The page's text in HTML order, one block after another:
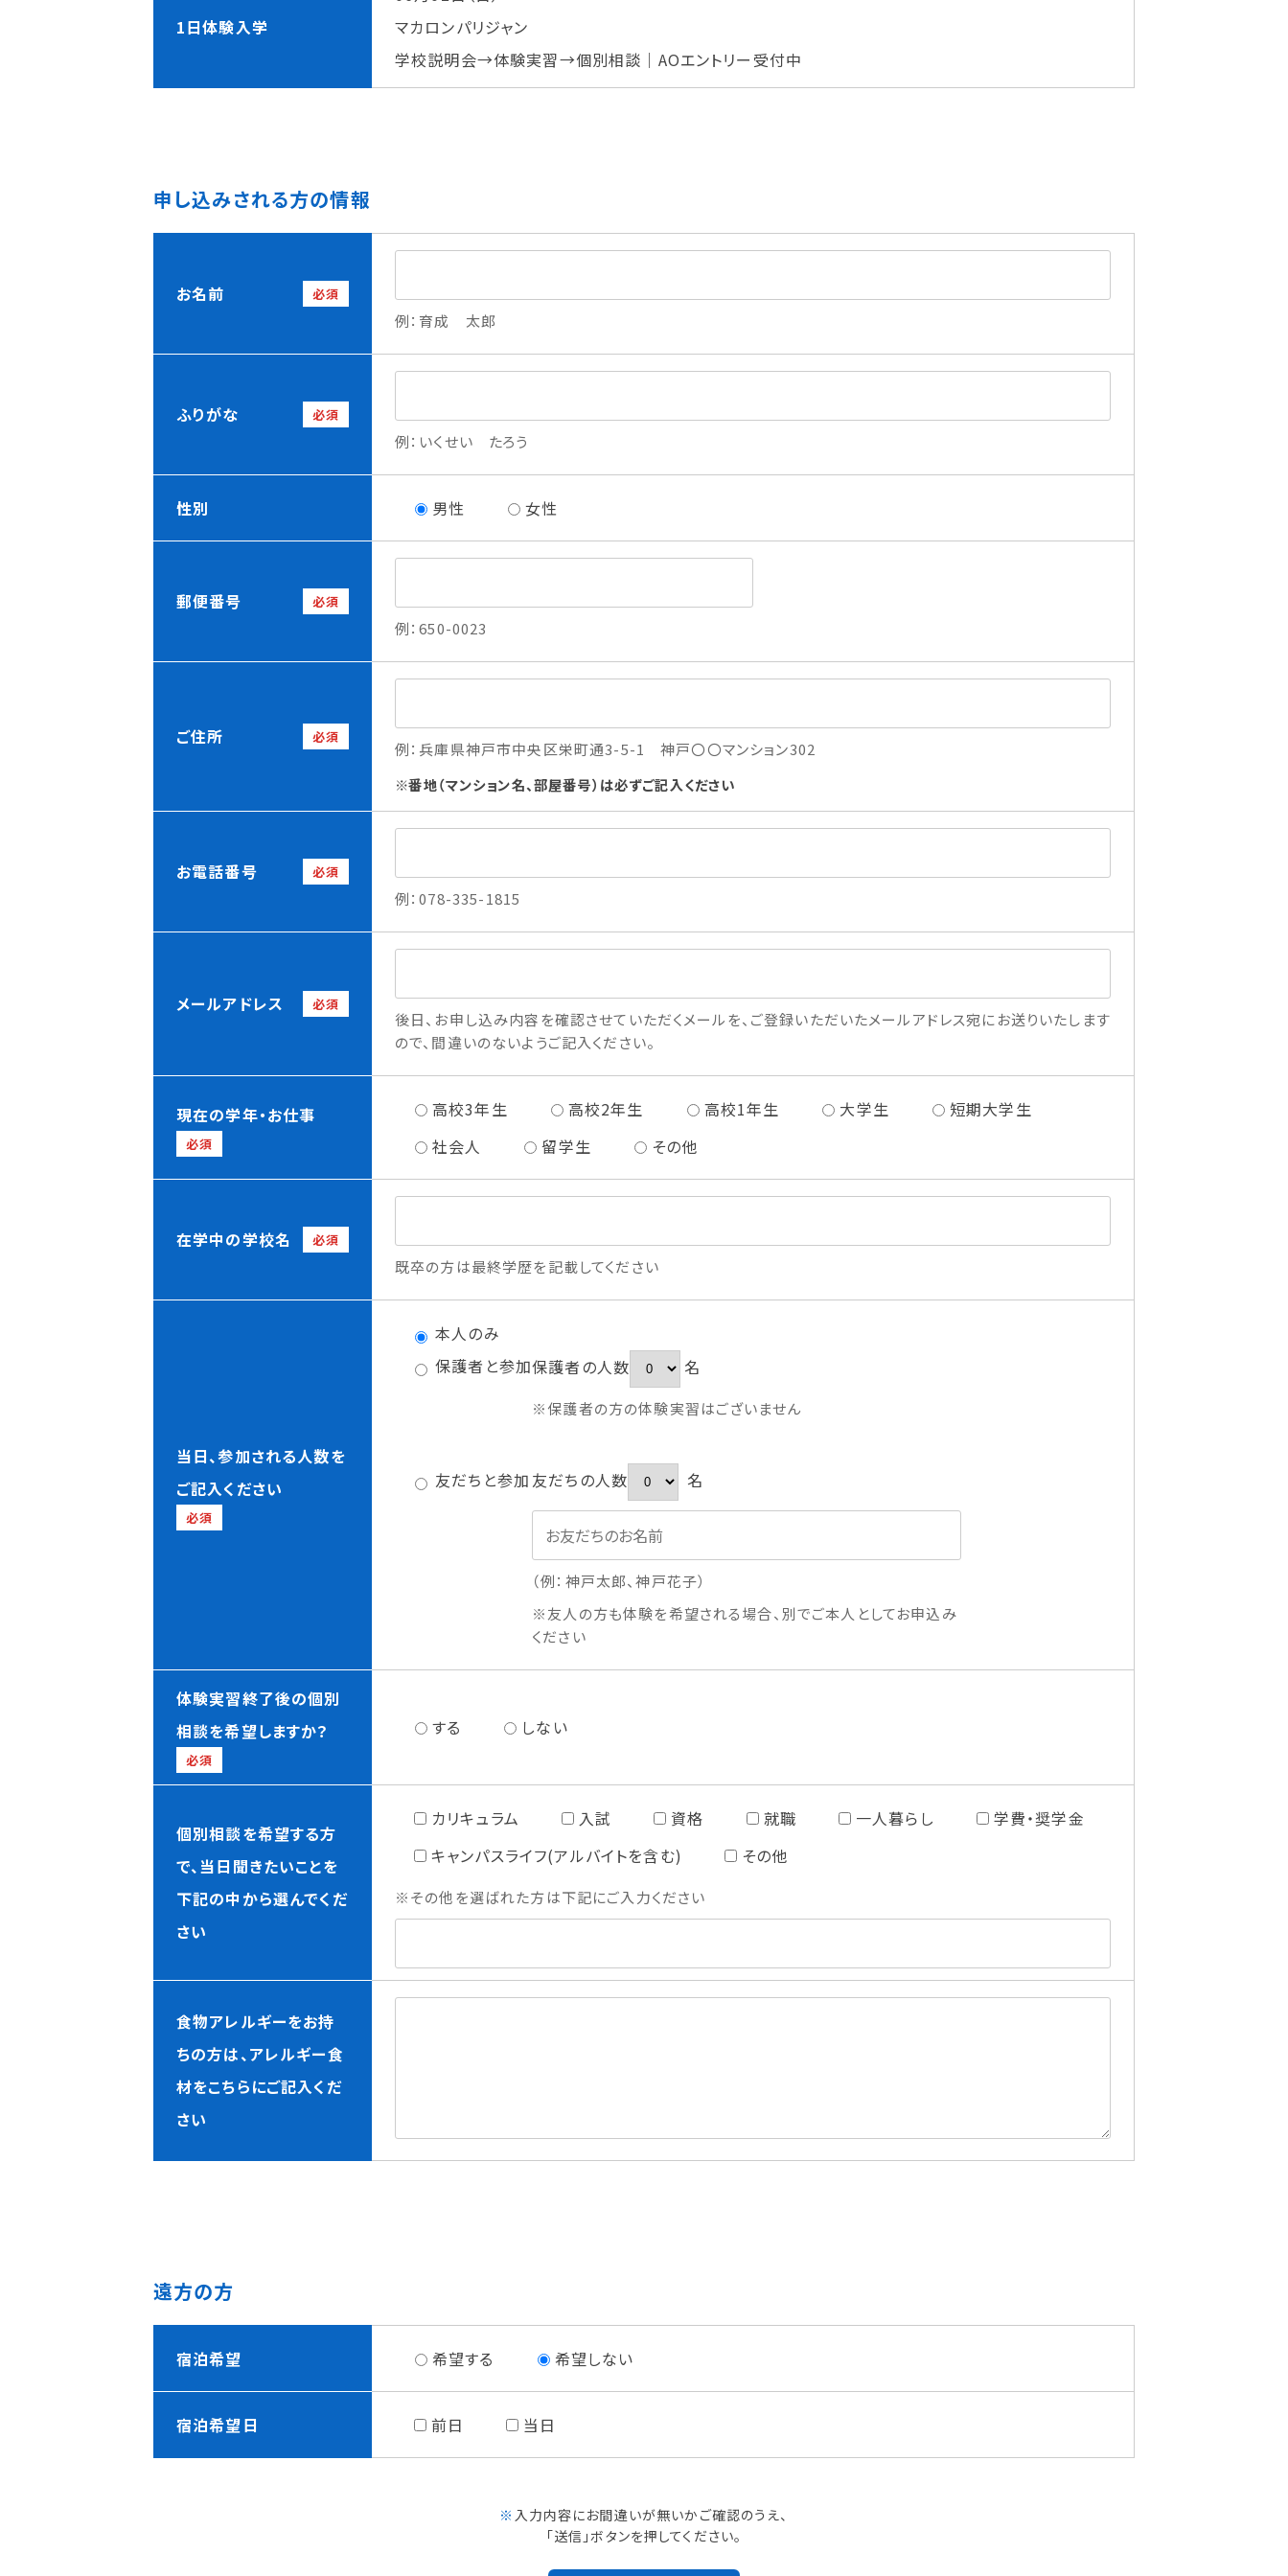
住まいサポート
資格について
内定者VOICE
インターンシップ
活躍する卒業生
Student)
1日体験入学
マカロンパリジャン
学校説明会→体験実習→個別相談｜AOエントリー受付中
申し込みされる方の情報
お名前 必須
例：育成 太郎
ふりがな 必須
例：いくせい たろう
性別 男性 女性
郵便番号 必須
例：650-0023
ご住所 必須
例：兵庫県神戸市中央区栄町通3-5-1 神戸〇〇マンション302
番地（マンション名、部屋番号）は必ずご記入ください
お電話番号 必須
例：078-335-1815
メールアドレス 必須
後日、お申し込み内容を確認させていただくメールを、ご登録いただいたメールアドレス宛にお送りいたします
ので、間違いのないようご記入ください。
現在の学年・お仕事
必須
高校3年生 高校2年生 高校1年生 大学生
短期大学生
社会人
留学生 その他
在学中の学校名 必須
既卒の方は最終学歴を記載してください
当日、参加される人数を
ご記入ください
必須
本人のみ
保護者と参加
友だちと参加
保護者の人数 名
※保護者の方の体験実習はございません
友だちの人数 名
（例：神戸太郎、神戸花子）
※友人の方も体験を希望される場合、別でご本人としてお申込み
ください
体験実習終了後の個別
相談を希望しますか？
必須
する しない
個別相談を希望する方
で、当日聞きたいことを
下記の中から選んでくだ
さい
カリキュラム 入試 資格 就職 一人暮らし
学費・奨学金
キャンパスライフ(アルバイトを含む)
その他
※その他を選ばれた方は下記にご入力ください
食物アレルギーをお持
ちの方は、アレルギー食
材をこちらにご記入くだ
さい
遠方の方
宿泊希望 希望する 希望しない
宿泊希望日 前日 当日
※ 入力内容にお間違いが無いかご確認のうえ、
「送信」ボタンを押してください。